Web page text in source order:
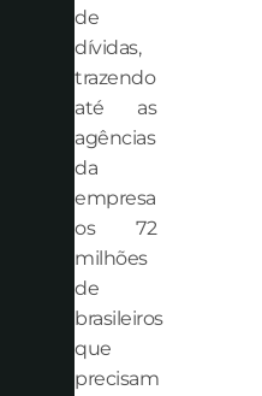
de
dívidas,
trazendo
até as
agências
da
empresa
os 72
milhões
de
brasileiros
que
precisam